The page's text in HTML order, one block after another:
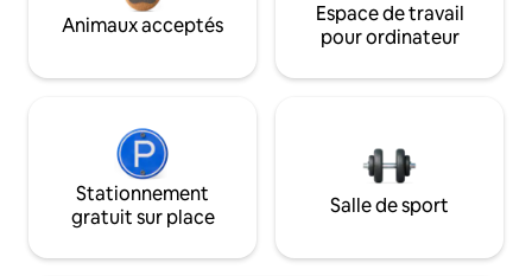
Animaux acceptés
Espace de travail
pour ordinateur
Stationnement
gratuit sur place
Salle de sport